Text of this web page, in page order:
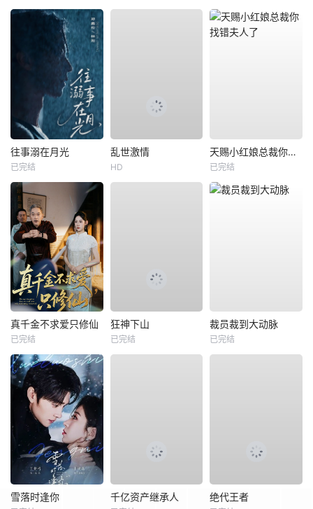
往事溺在月光
已完结
乱世激情
HD
天赐小红娘总裁你找错夫人了
已完结
真千金不求爱只修仙
已完结
狂神下山
已完结
裁员裁到大动脉
已完结
雪落时逢你 千亿资产继承人 绝代王者